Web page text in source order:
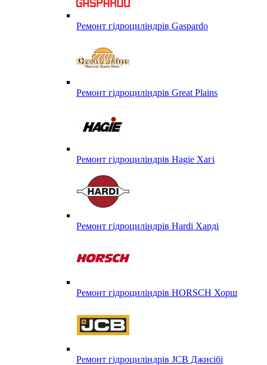
Ремонт гідроциліндрів Gaspardo
Ремонт гідроциліндрів Great Plains
Ремонт гідроциліндрів Hagie Хагі
Ремонт гідроциліндрів Hardi Харді
Ремонт гідроциліндрів HORSCH Хорш
Ремонт гідроциліндрів JCB Джисібі